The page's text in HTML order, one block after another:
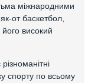
міжнародними
от баскетбол,
високий
спорту по всьому